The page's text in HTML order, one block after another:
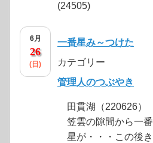
(24505)
6月
26
(日)
一番星み～つけた
カテゴリー
管理人のつぶやき
田貫湖（220626）
笠雲の隙間から一番
星が・・・この後き